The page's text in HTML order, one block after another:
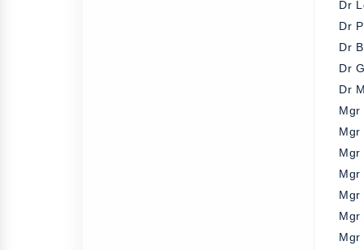
Dr
Dr
Dr
Dr
Dr
Mgr
Mgr
Mgr
Mgr
Mgr
Mgr
Mgr